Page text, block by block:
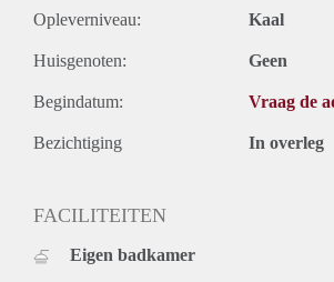
Opleverniveau: Kaal
Huisgenoten: Geen
Begindatum: Vraag de
Bezichtiging In overleg
FACILITEITEN
Eigen badkamer